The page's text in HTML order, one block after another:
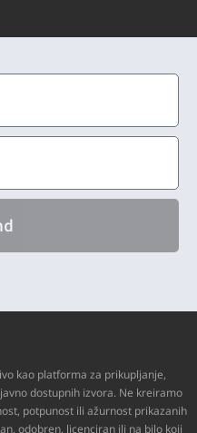
kao platforma za prikupljanje,
dostupnih izvora. Ne kreiramo
potpunost ili ažurnost prikazanih
odobren, licenciran ili na bilo koji